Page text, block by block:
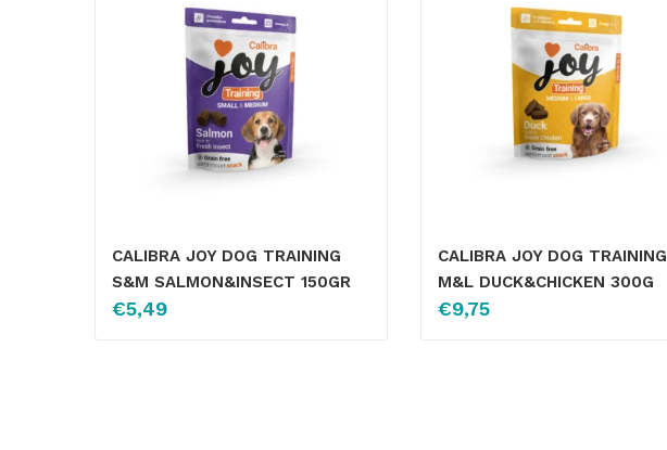
CALIBRA JOY DOG TRAINING
S&M SALMON&INSECT 150GR
€5,49
CALIBRA JOY DOG TRAINING
M&L DUCK&CHICKEN 300G
€9,75